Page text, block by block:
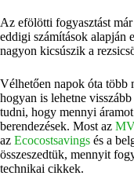
Az efölötti fogyasztást
eddigi számítások alapján
nagyon kicsúszik a
Vélhetően napok óta több
hogyan is lehetne
tudni, hogy mennyi
berendezések. Most az
az Ecocostsavings és a
összeszedtük, mennyit
technikai cikkek.